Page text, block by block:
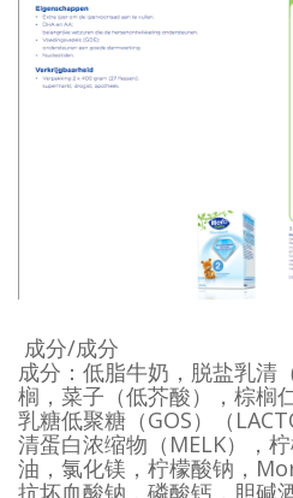
成分/成分
成分：低脂牛奶，脱盐乳清
榈，菜子（低芥酸），棕榈
乳糖低聚糖（GOS）（
清蛋白浓缩物（MELK），
油，氯化镁，柠檬酸钠，